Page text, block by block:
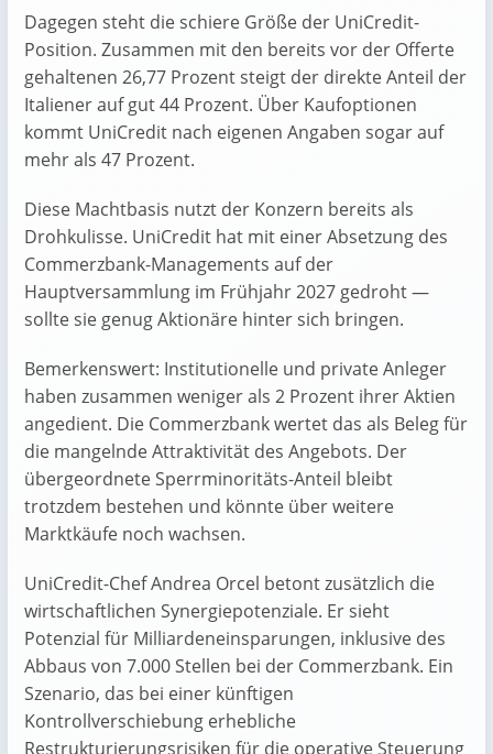
Dagegen steht die schiere Größe der UniCredit-
Position. Zusammen mit den bereits vor der Offerte
gehaltenen 26,77 Prozent steigt der direkte Anteil der
Italiener auf gut 44 Prozent. Über Kaufoptionen
kommt UniCredit nach eigenen Angaben sogar auf
mehr als 47 Prozent.
Diese Machtbasis nutzt der Konzern bereits als
Drohkulisse. UniCredit hat mit einer Absetzung des
Commerzbank-Managements auf der
Hauptversammlung im Frühjahr 2027 gedroht —
sollte sie genug Aktionäre hinter sich bringen.
Bemerkenswert: Institutionelle und private Anleger
haben zusammen weniger als 2 Prozent ihrer Aktien
angedient. Die Commerzbank wertet das als Beleg für
die mangelnde Attraktivität des Angebots. Der
übergeordnete Sperrminoritäts-Anteil bleibt
trotzdem bestehen und könnte über weitere
Marktkäufe noch wachsen.
UniCredit-Chef Andrea Orcel betont zusätzlich die
wirtschaftlichen Synergiepotenziale. Er sieht
Potenzial für Milliardeneinsparungen, inklusive des
Abbaus von 7.000 Stellen bei der Commerzbank. Ein
Szenario, das bei einer künftigen
Kontrollverschiebung erhebliche
Restrukturierungsrisiken für die operative Steuerung